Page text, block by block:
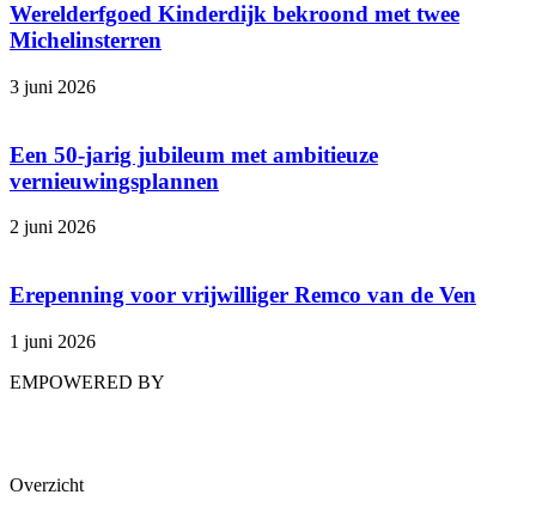
Werelderfgoed Kinderdijk bekroond met twee
Michelinsterren
3 juni 2026
Een 50-jarig jubileum met ambitieuze
vernieuwingsplannen
2 juni 2026
Erepenning voor vrijwilliger Remco van de Ven
1 juni 2026
EMPOWERED BY
Overzicht